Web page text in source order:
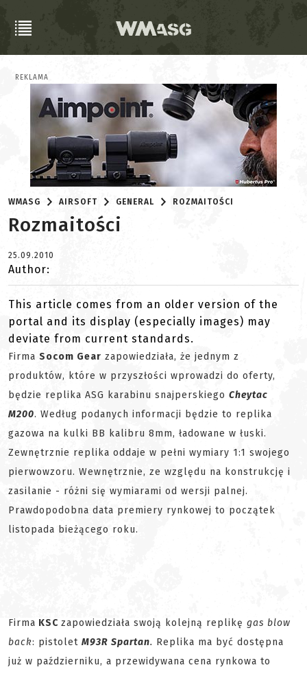
REKLAMA
WMASG AIRSOFT GENERAL ROZMAITOŚCI
Rozmaitości
25.09.2010
Author:
This article comes from an older version of the
portal and its display (especially images) may
deviate from current standards.
Firma Socom Gear zapowiedziała, że jednym z
produktów, które w przyszłości wprowadzi do oferty,
będzie replika ASG karabinu snajperskiego Cheytac
M200. Według podanych informacji będzie to replika
gazowa na kulki BB kalibru 8mm, ładowane w łuski.
Zewnętrznie replika oddaje w pełni wymiary 1:1 swojego
pierwowzoru. Wewnętrznie, ze względu na konstrukcję i
zasilanie - różni się wymiarami od wersji palnej.
Prawdopodobna data premiery rynkowej to początek
listopada bieżącego roku.
Firma KSC zapowiedziała swoją kolejną replikę gas blow
back: pistolet M93R Spartan. Replika ma być dostępna
już w październiku, a przewidywana cena rynkowa to